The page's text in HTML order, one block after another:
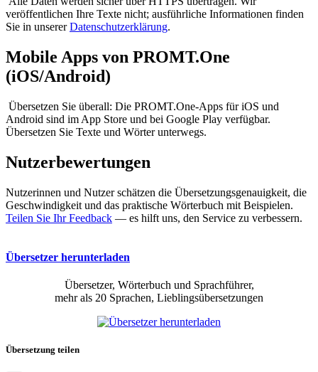
veröffentlichen Ihre Texte nicht; ausführliche Informationen finden
Sie in unsererDatenschutzerklärung.
Mobile Apps von PROMT.One
(iOS/Android)
Übersetzen Sie überall: Die PROMT.One-Apps für iOS und
Android sind im App Store und bei Google Play verfügbar.
Übersetzen Sie Texte und Wörter unterwegs.
Nutzerbewertungen
Nutzerinnen und Nutzer schätzen die Übersetzungsgenauigkeit, die
Geschwindigkeit und das praktische Wörterbuch mit Beispielen.
Teilen Sie Ihr Feedback — es hilft uns, den Service zu verbessern.
Übersetzer herunterladen
Übersetzer, Wörterbuch und Sprachführer,
mehr als 20 Sprachen, Lieblingsübersetzungen
Übersetzung teilen